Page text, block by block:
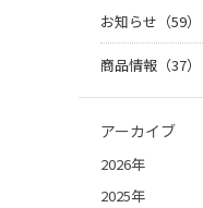
お知らせ（59）
商品情報（37）
アーカイブ
2026年
2025年